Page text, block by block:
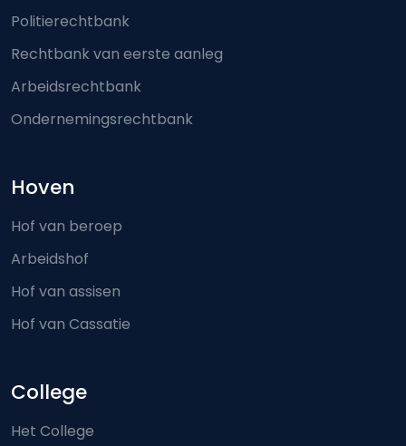
Politierechtbank
Rechtbank van eerste aanleg
Arbeidsrechtbank
Ondernemingsrechtbank
Hoven
Hof van beroep
Arbeidshof
Hof van assisen
Hof van Cassatie
College
Het College